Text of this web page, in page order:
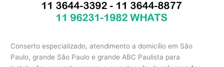
Conserto especializado, atendimento a domicílio em São
Paulo, grande São Paulo e grande ABC Paulista para